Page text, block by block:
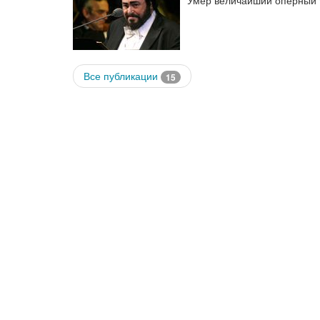
Все публикации 15